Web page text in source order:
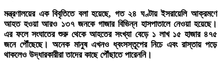
মন্ত্রণালয়ের এক বিবৃতিতে বলা হয়েছে, গত ২৪ ঘণ্টায় ইসরায়েলি আক্রমণে
আহত হওয়া আরও ১৩৭ জনকে গাজার বিভিন্ন হাসপাতালে নেওয়া হয়েছে।
এর ফলে সংঘাতের শুরু থেকে আহতের সংখ্যা বেড়ে ১ লাখ ১৫ হাজার ৪৭৫
জনে পৌঁছেছে। অনেক মানুষ এখনও ধ্বংসস্তূপের নিচে এবং রাস্তায় পড়ে
থাকলেও উদ্ধারকারীরা তাদের কাছে পৌঁছাতে পারেননি।